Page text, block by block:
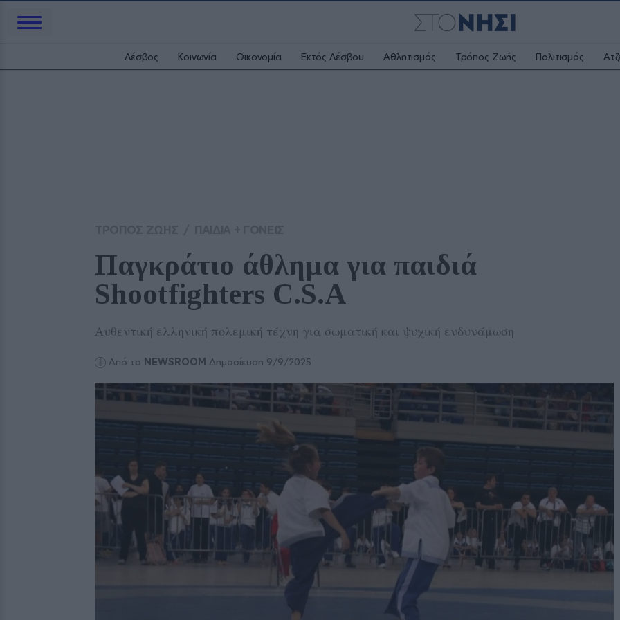
Λέσβος Κοινωνία Οικονομία Εκτός Λέσβου Αθλητισμός Τρόπος Ζωής Πολιτισμός
Παγκράτιο άθλημα για παιδιά
Shootfighters C.S.A
Αυθεντική ελληνική πολεμική τέχνη για σωματική και ψυχική ενδυνάμωση
Από το NEWSROOM Δημοσίευση 9/9/2025